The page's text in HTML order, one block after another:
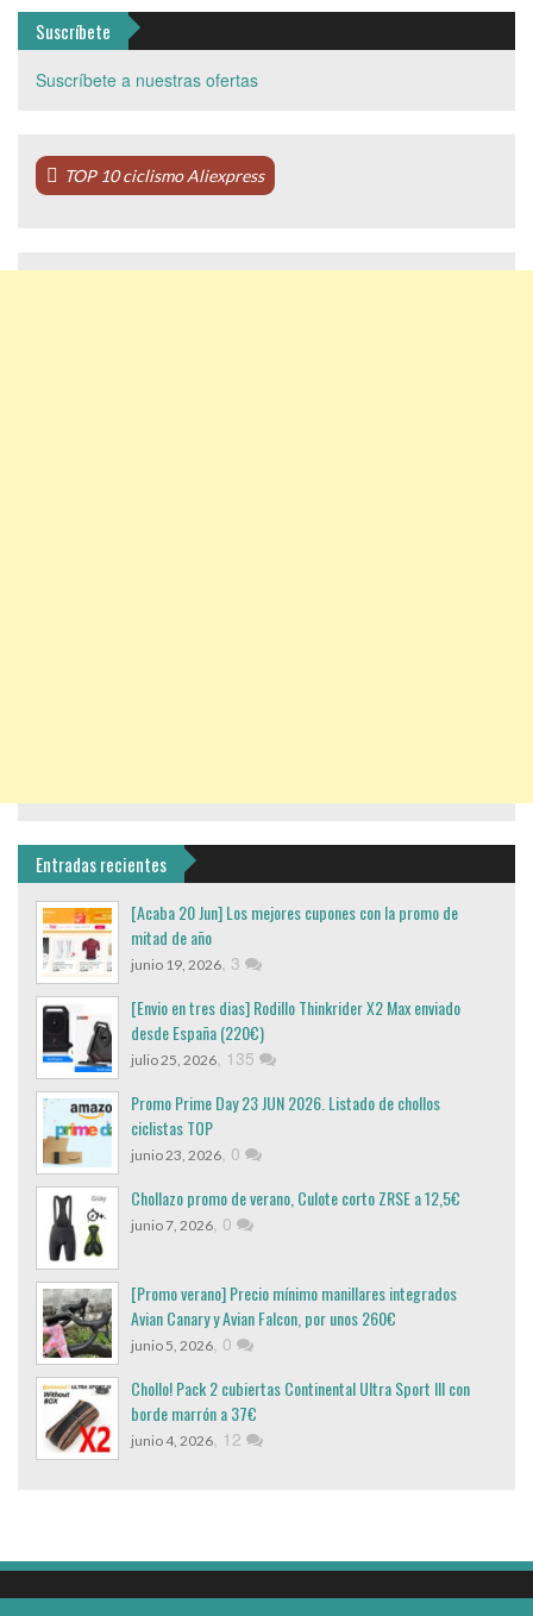
Suscríbete
Suscríbete a nuestras ofertas
TOP 10 ciclismo Aliexpress
Entradas recientes
[Acaba 20 Jun] Los mejores cupones con la promo de
mitad de año
junio 19, 2026 3
[Envio en tres dias] Rodillo Thinkrider X2 Max enviado
desde España (220€)
julio 25, 2026 135
Promo Prime Day 23 JUN 2026. Listado de chollos
ciclistas TOP
junio 23, 2026 0
Chollazo promo de verano, Culote corto ZRSE a 12,5€
junio 7, 2026 0
[Promo verano] Precio mínimo manillares integrados
Avian Canary y Avian Falcon, por unos 260€
junio 5, 2026 0
Chollo! Pack 2 cubiertas Continental Ultra Sport III con
borde marrón a 37€
junio 4, 2026 12